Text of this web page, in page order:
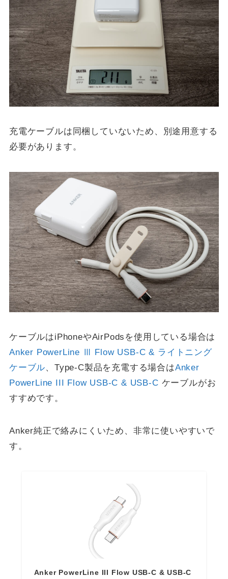
充電ケーブルは同梱していないため、別途用意する
必要があります。
ケーブルはiPhoneやAirPodsを使用している場合は
Anker PowerLine Ⅲ Flow USB-C & ライトニング
ケーブル、Type-C製品を充電する場合はAnker
PowerLine III Flow USB-C & USB-C ケーブルがお
すすめです。
Anker純正で絡みにくいため、非常に使いやすいで
す。
Anker PowerLine III Flow USB-C & USB-C